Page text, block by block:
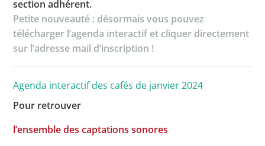
section adhérent.
Petite nouveauté : désormais vous pouvez
télécharger l’agenda interactif et cliquer directement
sur l’adresse mail d’inscription !
Agenda interactif des cafés de janvier 2024
Pour retrouver
l’ensemble des captations sonores